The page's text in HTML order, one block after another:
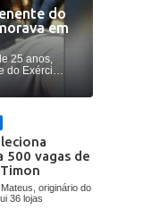
do
em
25 anos,
do Exérci…
500 vagas de
originário do
36 lojas